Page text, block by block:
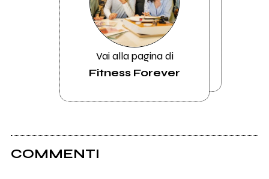
Vai alla pagina di
Fitness Forever
COMMENTI